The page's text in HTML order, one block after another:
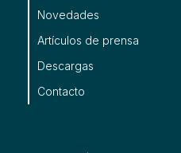
Novedades
Artículos de prensa
Descargas
Contacto